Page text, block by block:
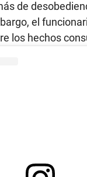
de
el
los hechos